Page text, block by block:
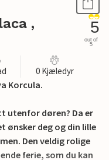
,
5
out of
5
0 Kjæledyr
Korcula.
utenfor døren? Da er
ønsker deg og din lille
Den veldig rolige
ferie, som du kan